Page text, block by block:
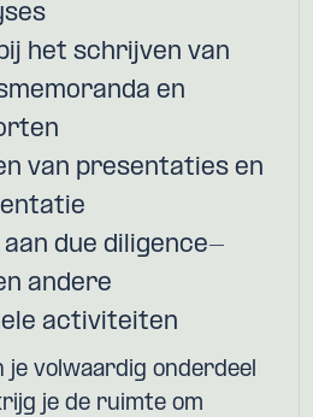
het schrijven van
en
van presentaties en
due diligence-
andere
activiteiten
je volwaardig onderdeel
je de ruimte om